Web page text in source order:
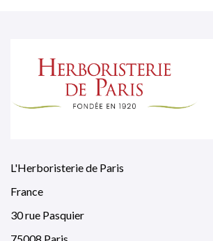
L'Herboristerie de Paris
France
30 rue Pasquier